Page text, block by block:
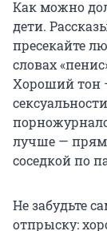
Как можно
дети.
пресекайте
словах
Хороший тон
лучше —
соседкой по
Не забудьте
отпрыску: